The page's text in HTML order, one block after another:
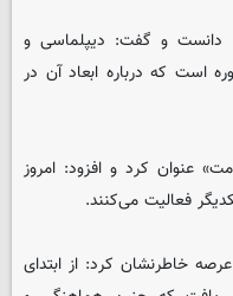
دانست و گفت: دیپلماسی و
است که درباره ابعاد آن در
عنوان کرد و افزود: امروز
فعالیت می‌کنند.
خاطرنشان کرد: از ابتدای